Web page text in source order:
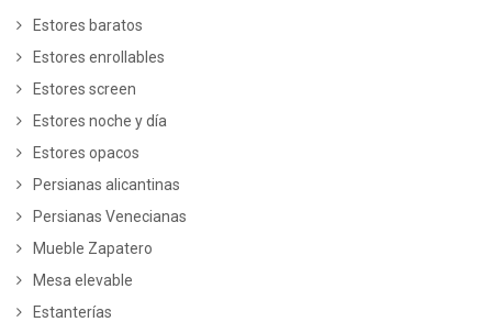
Estores baratos
Estores enrollables
Estores screen
Estores noche y día
Estores opacos
Persianas alicantinas
Persianas Venecianas
Mueble Zapatero
Mesa elevable
Estanterías